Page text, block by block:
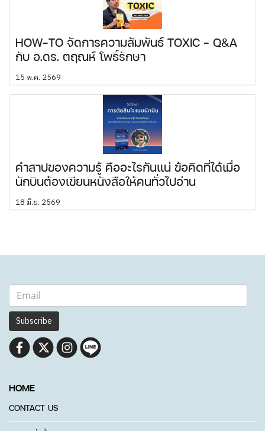
HOW-TO จัดการความสัมพันธ์ TOXIC - Q&A
กับ อ.ดร. ตฤณห์ โพธิ์รักษา
15 พ.ค. 2569
คำสาปของความรู้ คืออะไรกันแน่ ข้อคิดที่ได้เมื่อ
นักบินต้องเขียนหนังสือให้คนทั่วไปอ่าน
18 มิ.ย. 2569
Subscribe
HOME
CONTACT US